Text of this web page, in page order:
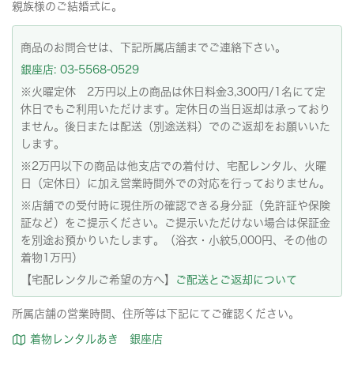
親族様のご結婚式に。
商品のお問合せは、下記所属店舗までご連絡下さい。
銀座店: 03-5568-0529
※火曜定休 2万円以上の商品は休日料金3,300円/1名にて定
休日でもご利用いただけます。定休日の当日返却は承っており
ません。後日または配送（別途送料）でのご返却をお願いいた
します。
※2万円以下の商品は他支店での着付け、宅配レンタル、火曜
日（定休日）に加え営業時間外での対応を行っておりません。
※店舗での受付時に現住所の確認できる身分証（免許証や保険
証など）をご提示ください。ご提示いただけない場合は保証金
を別途お預かりいたします。（浴衣・小紋5,000円、その他の
着物1万円）
【宅配レンタルご希望の方へ】
ご配送とご返却について
所属店舗の営業時間、住所等は下記にてご確認ください。
着物レンタルあき 銀座店